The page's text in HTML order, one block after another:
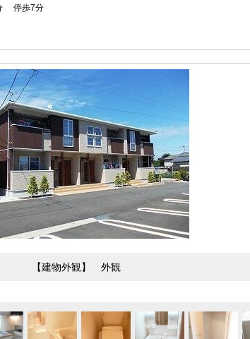
停歩7分
【建物外観】 外観